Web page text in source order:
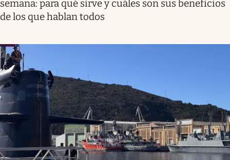
semana: para qué sirve y cuáles son sus beneficios
de los que hablan todos